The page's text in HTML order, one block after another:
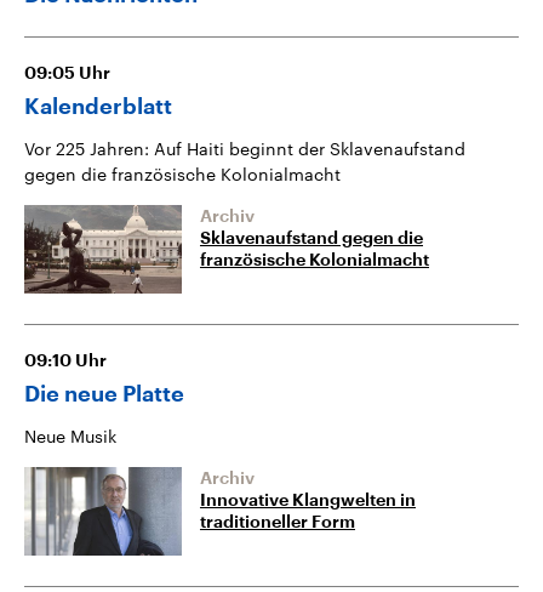
09:05 Uhr
Kalenderblatt
Vor 225 Jahren: Auf Haiti beginnt der Sklavenaufstand
gegen die französische Kolonialmacht
Archiv
Sklavenaufstand gegen die
französische Kolonialmacht
09:10 Uhr
Die neue Platte
Neue Musik
Archiv
Innovative Klangwelten in
traditioneller Form